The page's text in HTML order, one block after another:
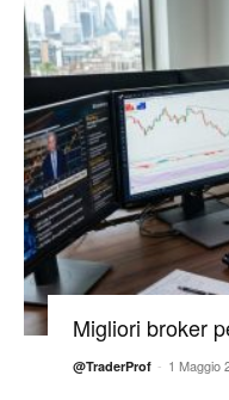
Migliori broker
@TraderProf - 1 Maggio